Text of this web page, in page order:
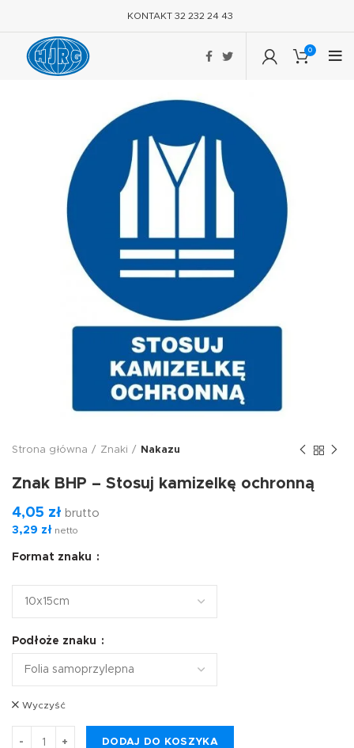
KONTAKT 32 232 24 43
0
Strona główna Znaki Nakazu
Znak BHP – Stosuj kamizelkę ochronną
4,05 zł brutto
3,29 zł netto
Format znaku
Podłoże znaku
Wyczyść
DODAJ DO KOSZYKA